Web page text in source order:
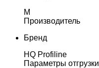
M
Производитель
Бренд
HQ Profiline
Параметры отгрузки